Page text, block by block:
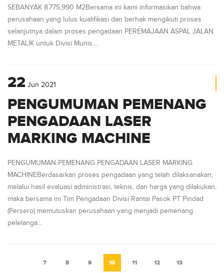
SEBANYAK 8.775,990 M2Bersama ini kami informasikan bahwa
perusahaan yang lulus kualifikasi dan berhak mengikuti proses
selanjutnya dalam proses pengadaan PEREMAJAAN ASPAL JALAN
METALIK untuk Divisi Munis...
22 Jun 2021
PENGUMUMAN PEMENANG
PENGADAAN LASER
MARKING MACHINE
PENGUMUMAN PEMENANG PENGADAAN LASER MARKING
MACHINEBerdasarkan proses pengadaan yang telah dilaksanakan,
melalui hasil evaluasi administrasi, teknis, dan harga yang dilakukan,
maka bersama ini Tim Pengadaan Divisi Rantai Pasok PT Pindad
(Persero) memutuskan perusahaan yang menjadi pemenang
pelelanga...
7 8 9 10 11 12 13